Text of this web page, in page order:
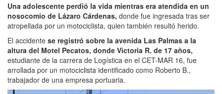
Una adolescente perdió la vida mientras era atendida en un
nosocomio de Lázaro Cárdenas, donde fue ingresada tras ser
atropellada por un motociclista, quien también resultó herido.
El accidente se registró sobre la avenida Las Palmas a la
altura del Motel Pecatos, donde Victoria R. de 17 años,
estudiante de la carrera de Logística en el CET-MAR 16, fue
arrollada por un motociclista identificado como Roberto B.,
trabajador de una empresa portuaria.